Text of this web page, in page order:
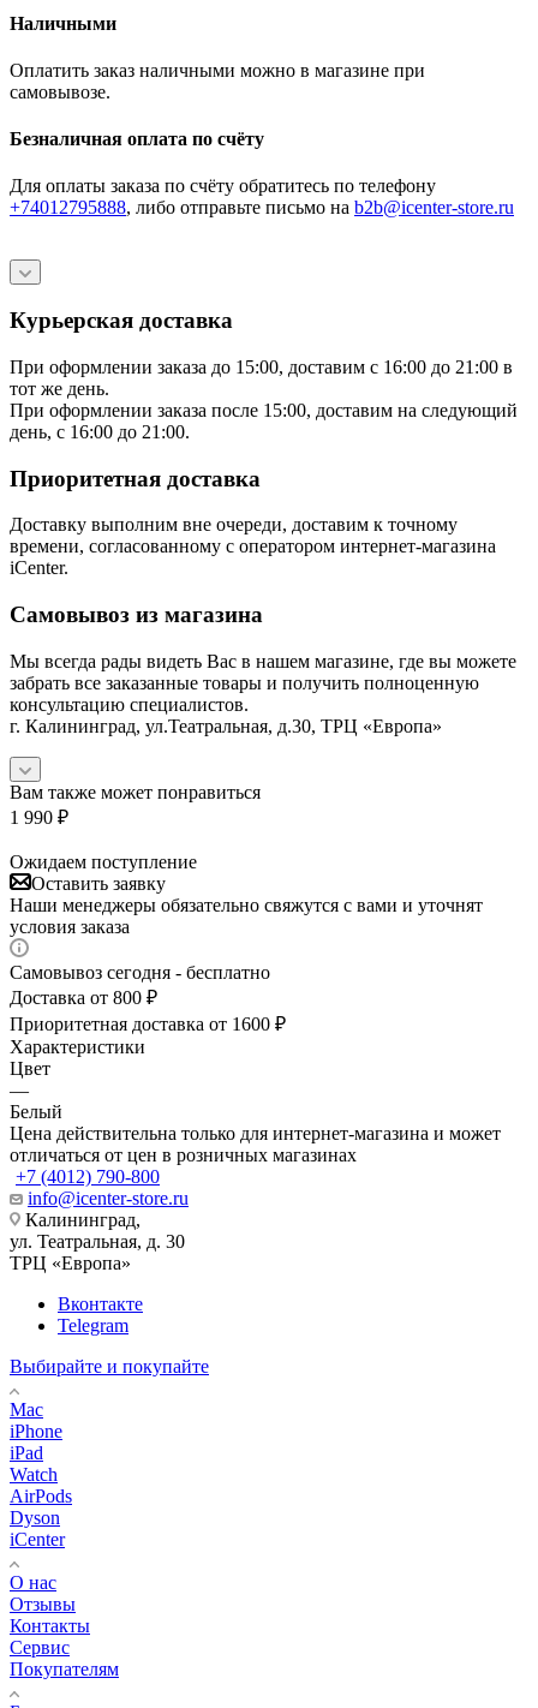
Наличными
Оплатить заказ наличными можно в магазине при
самовывозе.
Безналичная оплата по счёту
Для оплаты заказа по счёту обратитесь по телефону
+74012795888, либо отправьте письмо на b2b@icenter-store.ru
Курьерская доставка
При оформлении заказа до 15:00, доставим с 16:00 до 21:00 в
тот же день.
При оформлении заказа после 15:00, доставим на следующий
день, с 16:00 до 21:00.
Приоритетная доставка
Доставку выполним вне очереди, доставим к точному
времени, согласованному с оператором интернет-магазина
iCenter.
Самовывоз из магазина
Мы всегда рады видеть Вас в нашем магазине, где вы можете
забрать все заказанные товары и получить полноценную
консультацию специалистов.
г. Калининград, ул.Театральная, д.30, ТРЦ «Европа»
Вам также может понравиться
1 990 ₽
Ожидаем поступление
Оставить заявку
Наши менеджеры обязательно свяжутся с вами и уточнят
условия заказа
Самовывоз сегодня - бесплатно
Доставка от 800 ₽
Приоритетная доставка от 1600 ₽
Характеристики
Цвет
—
Белый
Цена действительна только для интернет-магазина и может
отличаться от цен в розничных магазинах
+7 (4012) 790-800
info@icenter-store.ru
Калининград,
ул. Театральная, д. 30
ТРЦ «Европа»
Вконтакте
Telegram
Выбирайте и покупайте
Mac
iPhone
iPad
Watch
AirPods
Dyson
iCenter
О нас
Отзывы
Контакты
Сервис
Покупателям